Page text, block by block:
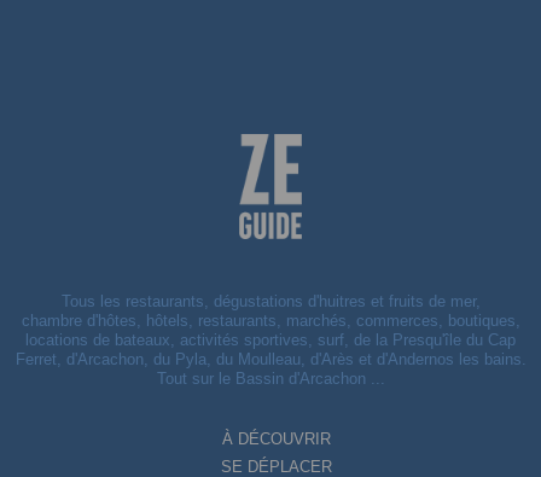
Tous les restaurants, dégustations d'huitres et fruits de mer,
chambre d'hôtes, hôtels, restaurants, marchés, commerces, boutiques,
locations de bateaux, activités sportives, surf, de la Presqu'île du Cap
Ferret, d'Arcachon, du Pyla, du Moulleau, d'Arès et d'Andernos les bains.
Tout sur le Bassin d'Arcachon ...
À DÉCOUVRIR
SE DÉPLACER